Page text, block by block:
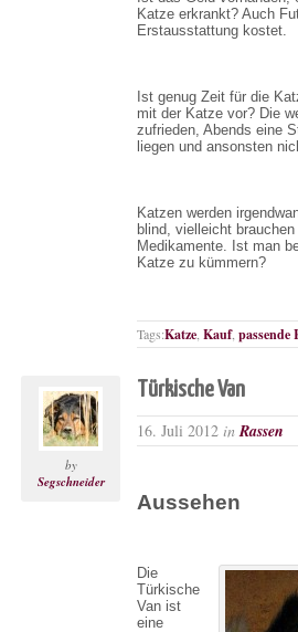
Katze erkrankt? Auch
Erstausstattung kostet.
Ist genug Zeit für die
mit der Katze vor? Die
zufrieden, Abends eine
liegen und ansonsten
Katzen werden
blind, vielleicht
Medikamente. Ist man
Katze zu kümmern?
Tags:Katze Kauf, passende
by
Segschneider
Türkische Van
16. Juli 2012 in Rassen
Aussehen
Die
Türkische
Van ist
eine